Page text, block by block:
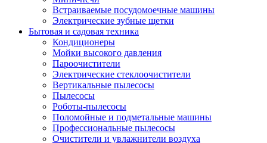
Встраиваемые посудомоечные машины
Электрические зубные щетки
Бытовая и садовая техника
Кондиционеры
Мойки высокого давления
Пароочистители
Электрические стеклоочистители
Вертикальные пылесосы
Пылесосы
Роботы-пылесосы
Поломойные и подметальные машины
Профессиональные пылесосы
Очистители и увлажнители воздуха